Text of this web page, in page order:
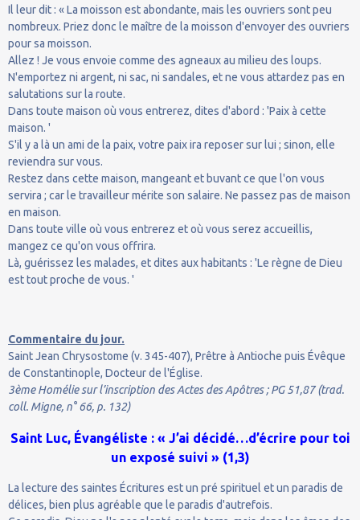
Il leur dit : « La moisson est abondante, mais les ouvriers sont peu
nombreux. Priez donc le maître de la moisson d'envoyer des ouvriers
pour sa moisson.
Allez ! Je vous envoie comme des agneaux au milieu des loups.
N'emportez ni argent, ni sac, ni sandales, et ne vous attardez pas en
salutations sur la route.
Dans toute maison où vous entrerez, dites d'abord : 'Paix à cette
maison. '
S'il y a là un ami de la paix, votre paix ira reposer sur lui ; sinon, elle
reviendra sur vous.
Restez dans cette maison, mangeant et buvant ce que l'on vous
servira ; car le travailleur mérite son salaire. Ne passez pas de maison
en maison.
Dans toute ville où vous entrerez et où vous serez accueillis,
mangez ce qu'on vous offrira.
Là, guérissez les malades, et dites aux habitants : 'Le règne de Dieu
est tout proche de vous. '
Commentaire du jour.
Saint Jean Chrysostome (v. 345-407), Prêtre à Antioche puis Évêque
de Constantinople, Docteur de l'Église.
3ème Homélie sur l’inscription des Actes des Apôtres ; PG 51,87 (trad.
coll. Migne, n° 66, p. 132)
Saint Luc, Évangéliste : « J’ai décidé…d’écrire pour toi
un exposé suivi » (1,3)
La lecture des saintes Écritures est un pré spirituel et un paradis de
délices, bien plus agréable que le paradis d'autrefois.